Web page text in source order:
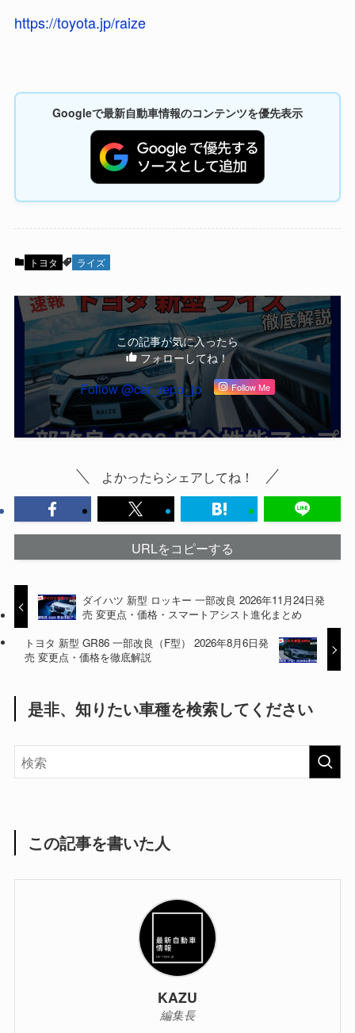
https://toyota.jp/raize
Googleで最新自動車情報のコンテンツを優先表示
トヨタ ライズ
この記事が気に入ったら
フォローしてね！
Follow @car_repo_jp Follow Me
よかったらシェアしてね！
URLをコピーする
ダイハツ 新型 ロッキー 一部改良 2026年11月24日発
売 変更点・価格・スマートアシスト進化まとめ
トヨタ 新型 GR86 一部改良（F型） 2026年8月6日発
売 変更点・価格を徹底解説
是非、知りたい車種を検索してください
この記事を書いた人
KAZU
編集長